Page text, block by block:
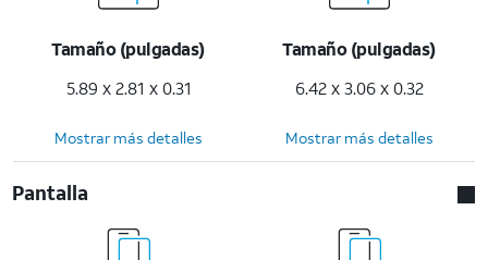
Tamaño (pulgadas)
5.89 x 2.81 x 0.31
Tamaño (pulgadas)
6.42 x 3.06 x 0.32
Mostrar más detalles Mostrar más detalles
Pantalla